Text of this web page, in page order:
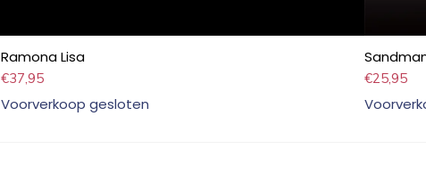
Ramona Lisa
€37,95
Voorverkoop gesloten
€25,95